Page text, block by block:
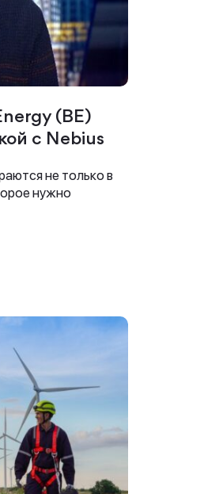
(BE)
с Nebius
не только в
нужно